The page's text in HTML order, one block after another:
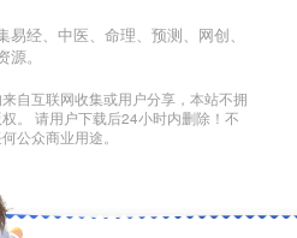
易经、中医、命理、预测、网创、
。
自互联网收集或用户分享，本站不拥
。 请用户下载后24小时内删除！不
公众商业用途。